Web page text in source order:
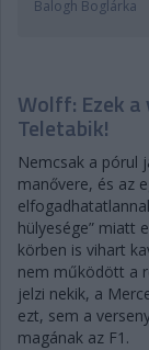
Balogh Boglárka
Wolff: Ezek
Teletabik!
Nemcsak a pórul
manővere, és az
hülyesége” miatt
körben is vihart
nem működött a
jelzi nekik, a
ezt, sem a
magának az F1.